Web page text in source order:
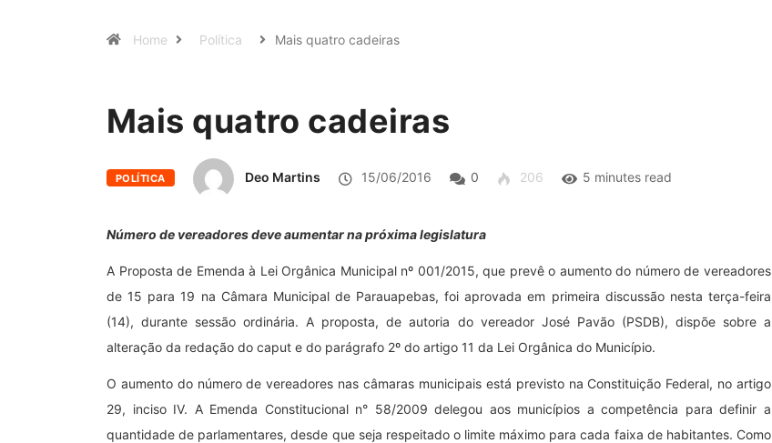
Home Política Mais quatro cadeiras
Mais quatro cadeiras
POLÍTICA Deo Martins 15/06/2016 0 206 5 minutes read
Número de vereadores deve aumentar na próxima legislatura
A Proposta de Emenda à Lei Orgânica Municipal nº 001/2015, que prevê o aumento do número de vereadores
de 15 para 19 na Câmara Municipal de Parauapebas, foi aprovada em primeira discussão nesta terça-feira
(14), durante sessão ordinária. A proposta, de autoria do vereador José Pavão (PSDB), dispõe sobre a
alteração da redação do caput e do parágrafo 2º do artigo 11 da Lei Orgânica do Município.
O aumento do número de vereadores nas câmaras municipais está previsto na Constituição Federal, no artigo
29, inciso IV. A Emenda Constitucional n° 58/2009 delegou aos municípios a competência para definir a
quantidade de parlamentares, desde que seja respeitado o limite máximo para cada faixa de habitantes. Como